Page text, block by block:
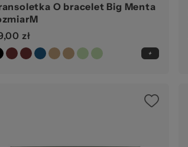
O bracelet Big Menta
zł